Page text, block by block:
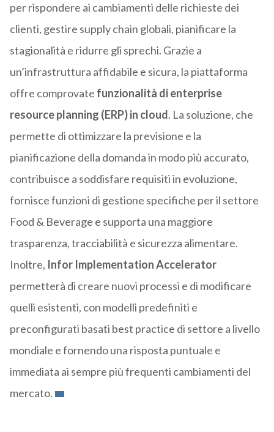
per rispondere ai cambiamenti delle richieste dei
clienti, gestire supply chain globali, pianificare la
stagionalità e ridurre gli sprechi. Grazie a
un’infrastruttura affidabile e sicura, la piattaforma
offre comprovate funzionalità di enterprise
resource planning (ERP) in cloud. La soluzione, che
permette di ottimizzare la previsione e la
pianificazione della domanda in modo più accurato,
contribuisce a soddisfare requisiti in evoluzione,
fornisce funzioni di gestione specifiche per il settore
Food & Beverage e supporta una maggiore
trasparenza, tracciabilità e sicurezza alimentare.
Inoltre, Infor Implementation Accelerator
permetterà di creare nuovi processi e di modificare
quelli esistenti, con modelli predefiniti e
preconfigurati basati best practice di settore a livello
mondiale e fornendo una risposta puntuale e
immediata ai sempre più frequenti cambiamenti del
mercato.